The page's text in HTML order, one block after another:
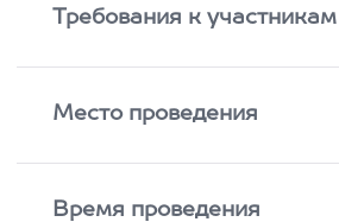
Требования к участникам
Место проведения
Время проведения